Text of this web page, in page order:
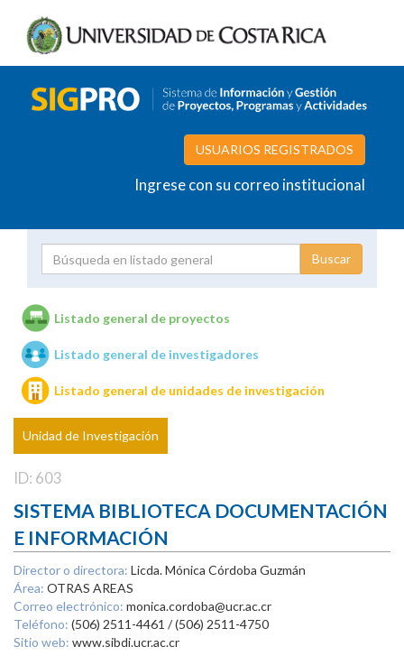
USUARIOS REGISTRADOS
Ingrese con su correo institucional
Unidades de investigación
Listado general de proyectos
Listado general de investigadores
Listado general de unidades de investigación
Unidad de Investigación
ID: 603
SISTEMA BIBLIOTECA DOCUMENTACIÓN
E INFORMACIÓN
Director o directora: Licda. Mónica Córdoba Guzmán
Área: OTRAS AREAS
Correo electrónico: monica.cordoba@ucr.ac.cr
Teléfono: (506) 2511-4461 / (506) 2511-4750
Sitio web: www.sibdi.ucr.ac.cr